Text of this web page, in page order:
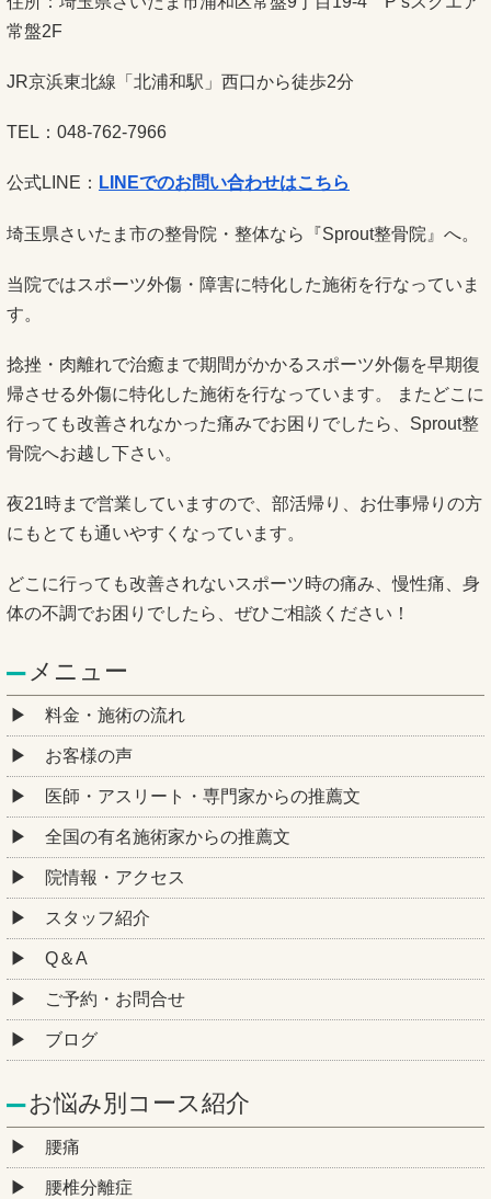
常盤2F
JR京浜東北線「北浦和駅」西口から徒歩2分
TEL：048-762-7966
公式LINE： LINEでのお問い合わせはこちら
埼玉県さいたま市の整骨院・整体なら『Sprout整骨院』へ。
当院ではスポーツ外傷・障害に特化した施術を行なっていま
す。
捻挫・肉離れで治癒まで期間がかかるスポーツ外傷を早期復
帰させる外傷に特化した施術を行なっています。 またどこに
行っても改善されなかった痛みでお困りでしたら、Sprout整
骨院へお越し下さい。
夜21時まで営業していますので、部活帰り、お仕事帰りの方
にもとても通いやすくなっています。
どこに行っても改善されないスポーツ時の痛み、慢性痛、身
体の不調でお困りでしたら、ぜひご相談ください！
メニュー
料金・施術の流れ
お客様の声
医師・アスリート・専門家からの推薦文
全国の有名施術家からの推薦文
院情報・アクセス
スタッフ紹介
Q＆A
ご予約・お問合せ
ブログ
お悩み別コース紹介
腰痛
腰椎分離症